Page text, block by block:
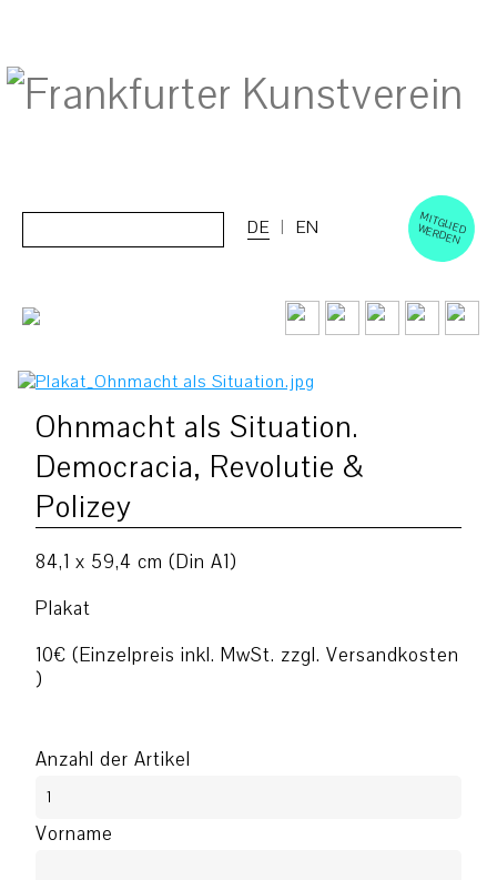
M
ITGLIED W
ERD
EN
DE EN
Ohnmacht als Situation.
Democracia, Revolutie &
Polizey
84,1 x 59,4 cm (Din A1)
Plakat
10€ (Einzelpreis inkl. MwSt. zzgl. Versandkosten
)
Anzahl der Artikel
Vorname